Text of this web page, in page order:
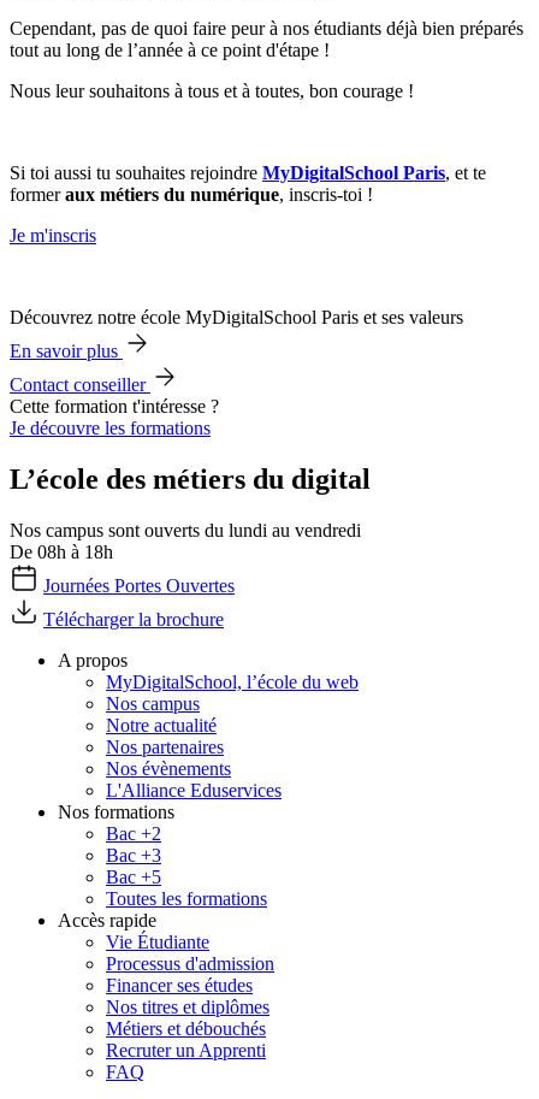
Cependant, pas de quoi faire peur à nos étudiants déjà bien préparés
tout au long de l’année à ce point d'étape !
Nous leur souhaitons à tous et à toutes, bon courage !
Si toi aussi tu souhaites rejoindre MyDigitalSchool Paris, et te
formeraux métiers du numérique, inscris-toi !
Je m'inscris
Découvrez notre école MyDigitalSchool Paris et ses valeurs
En savoir plus
Contact conseiller
Cette formation t'intéresse ?
Je découvre les formations
L’école des métiers du digital
Nos campus sont ouverts du lundi au vendredi
De 08h à 18h
Journées Portes Ouvertes
Télécharger la brochure
A propos
MyDigitalSchool, l’école du web
Nos campus
Notre actualité
Nos partenaires
Nos évènements
L'Alliance Eduservices
Nos formations
Bac +2
Bac +3
Bac +5
Toutes les formations
Accès rapide
Vie Étudiante
Processus d'admission
Financer ses études
Nos titres et diplômes
Métiers et débouchés
Recruter un Apprenti
FAQ